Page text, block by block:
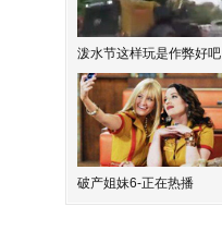
泼水节这样玩是作弊好吧
破产姐妹6-正在热播